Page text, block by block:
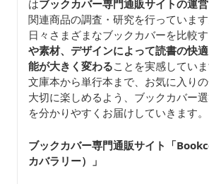
はブックカバー専門通販サイトの運営
関連商品の調査・研究を行っています
日々さまざまなブックカバーを比較す
や素材、デザインによって読書の快
能が大きく変わることを実感していま
文庫本から単行本まで、お気に入り
大切に楽しめるよう、ブックカバー
を分かりやすくお届けしていきます。
ブックカバー専門通販サイト「
カバラリー）」